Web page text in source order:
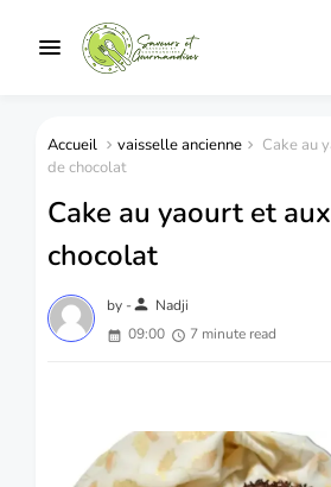
Accueil vaisselle ancienne
Cake au
de chocolat
Cake au yaourt et
chocolat
by -person Nadji
09:00
7 minute read